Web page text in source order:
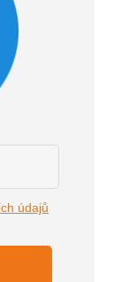
údajů